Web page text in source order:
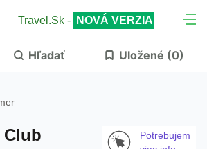
Travel.Sk - NOVÁ VERZIA
Hľadať Uložené (0)
Club
Potrebujem